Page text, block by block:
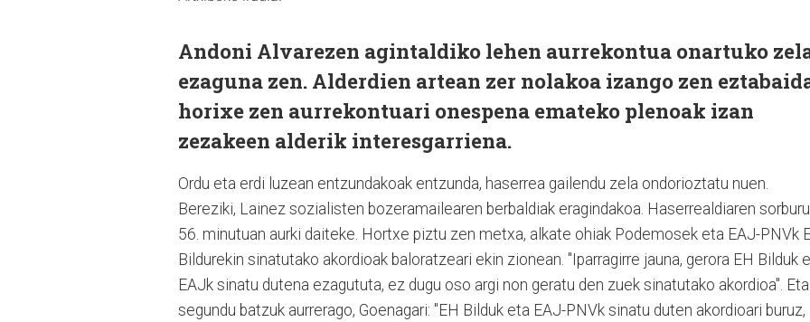
Andoni Alvarezen agintaldiko lehen aurrekontua onartuko
ezaguna zen. Alderdien artean zer nolakoa izango zen
horixe zen aurrekontuari onespena emateko plenoak izan
zezakeen alderik interesgarriena.
Ordu eta erdi luzean entzundakoak entzunda, haserrea gailendu zela ondorioztatu nuen.
Bereziki, Lainez sozialisten bozeramailearen berbaldiak eragindakoa. Haserrealdiaren
56. minutuan aurki daiteke. Hortxe piztu zen metxa, alkate ohiak Podemosek eta EAJ-PNVk
Bildurekin sinatutako akordioak baloratzeari ekin zionean. "Iparragirre jauna, gerora EH Bilduk
EAJk sinatu dutena ezagututa, ez dugu oso argi non geratu den zuek sinatutako akordioa". Eta
segundu batzuk aurrerago, Goenagari: "EH Bilduk eta EAJ-PNVk sinatu duten akordioari buruz,